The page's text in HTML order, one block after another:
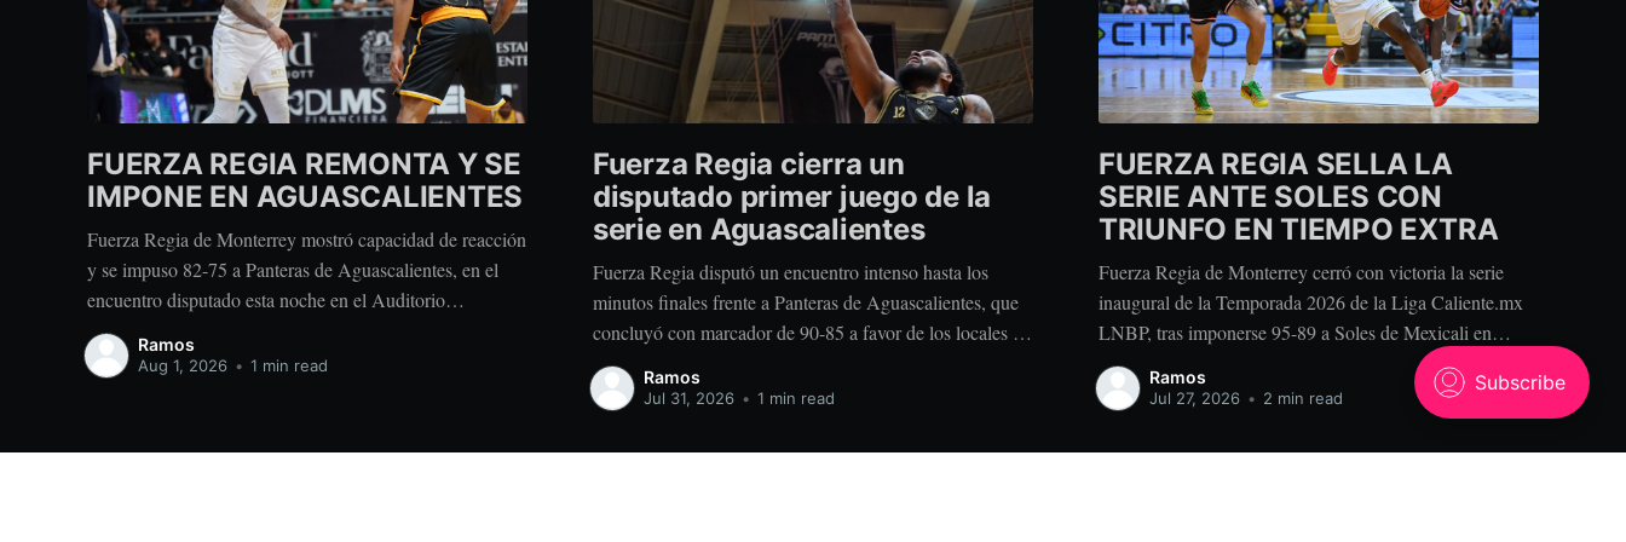
FUERZA REGIA REMONTA Y SE
IMPONE EN AGUASCALIENTES
Fuerza Regia de Monterrey mostró capacidad de reacción
y se impuso 82-75 a Panteras de Aguascalientes, en el
encuentro disputado esta noche en el Auditorio
Hermanos Carreón. El conjunto regiomontano enfrentó
una desventaja de 15 puntos después del primer periodo,
Ramos
Aug 1, 2026 • 1 min read
Fuerza Regia cierra un
disputado primer juego de la
serie en Aguascalientes
Fuerza Regia disputó un encuentro intenso hasta los
minutos finales frente a Panteras de Aguascalientes, que
concluyó con marcador de 90-85 a favor de los locales en
el Auditorio Hermanos Carreón, dentro de la Temporada
2026 de la Liga Caliente.mx LNBP. El conjunto
Ramos
Jul 31, 2026 • 1 min read
FUERZA REGIA SELLA LA
SERIE ANTE SOLES CON
TRIUNFO EN TIEMPO EXTRA
Fuerza Regia de Monterrey cerró con victoria la serie
inaugural de la Temporada 2026 de la Liga Caliente.mx
LNBP, tras imponerse 95-89 a Soles de Mexicali en
tiempo extra, este domingo en la Arena Mobil. El
conjunto visitante tomó una ligera ventaja de 26-25
Ramos
Jul 27, 2026 • 2 min read